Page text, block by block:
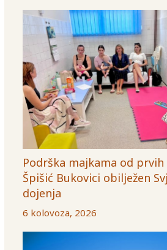
Podrška majkama od prvih
Špišić Bukovici obilježen
dojenja
6 kolovoza, 2026